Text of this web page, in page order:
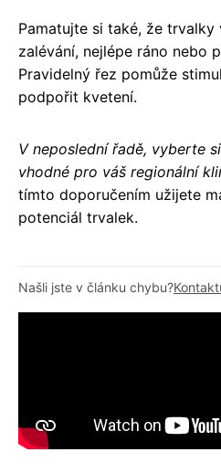
Pamatujte si také, že
zalévání, nejlépe ráno nebo
Pravidelný řez pomůže
podpořit kvetení.
V neposlední řadě, vyberte
vhodné pro váš regionální
tímto doporučením užijete
potenciál trvalek.
Našli jste v článku chybu?